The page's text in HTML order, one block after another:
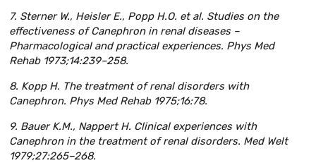
7. Sterner W., Heisler E., Popp H.O. et al. Studies on the
effectiveness of Canephron in renal diseases –
Pharmacological and practical experiences. Phys Med
Rehab 1973;14:239–258.
8. Kopp H. The treatment of renal disorders with
Canephron. Phys Med Rehab 1975;16:78.
9. Bauer K.M., Nappert H. Clinical experiences with
Canephron in the treatment of renal disorders. Med Welt
1979;27:265–268.